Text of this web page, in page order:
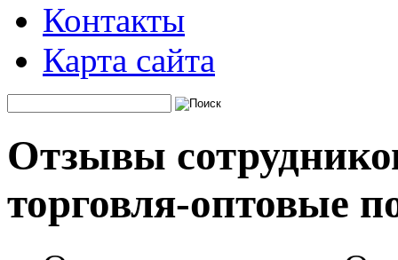
Контакты
Карта сайта
Отзывы
торговля-оптовые